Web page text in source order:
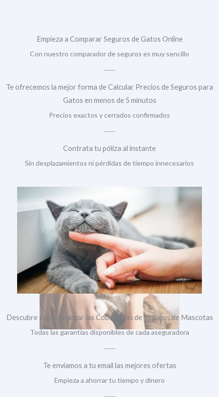
Empieza a Comparar Seguros de Gatos Online
Con nuestro comparador de seguros es muy sencillo
Te ofrecemos la mejor forma de Calcular Precios de Seguros para
Gatos en menos de 5 minutos
Precios exactos y cerrados confirmados
Contrata tu póliza al instante
Sin desplazamientos ni pérdidas de tiempo innecesarios
Descubre como Analizar las Coberturas de Seguros de Mascotas
Todas las garantías disponibles de cada aseguradora
Te enviamos a tu email las mejores ofertas
Empieza a ahorrar tu tiempo y dinero